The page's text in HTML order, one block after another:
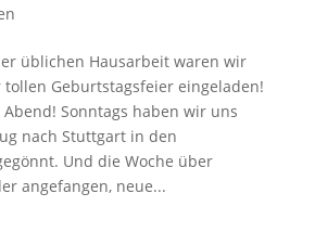
üblichen Hausarbeit waren wir
Geburtstagsfeier eingeladen!
Sonntags haben wir uns
nach Stuttgart in den
Und die Woche über
angefangen, neue...